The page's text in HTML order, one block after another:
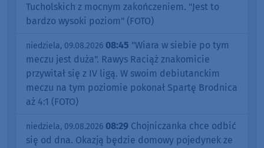
Tucholskich z mocnym zakończeniem. "Jest to
bardzo wysoki poziom" (FOTO)
niedziela, 09.08.2026 08:45 "Wiara w siebie po tym
meczu jest duża". Rawys Raciąż znakomicie
przywitał się z IV ligą. W swoim debiutanckim
meczu na tym poziomie pokonał Spartę Brodnica
aż 4:1 (FOTO)
niedziela, 09.08.2026 08:29 Chojniczanka chce odbić
się od dna. Okazją będzie domowy pojedynek ze